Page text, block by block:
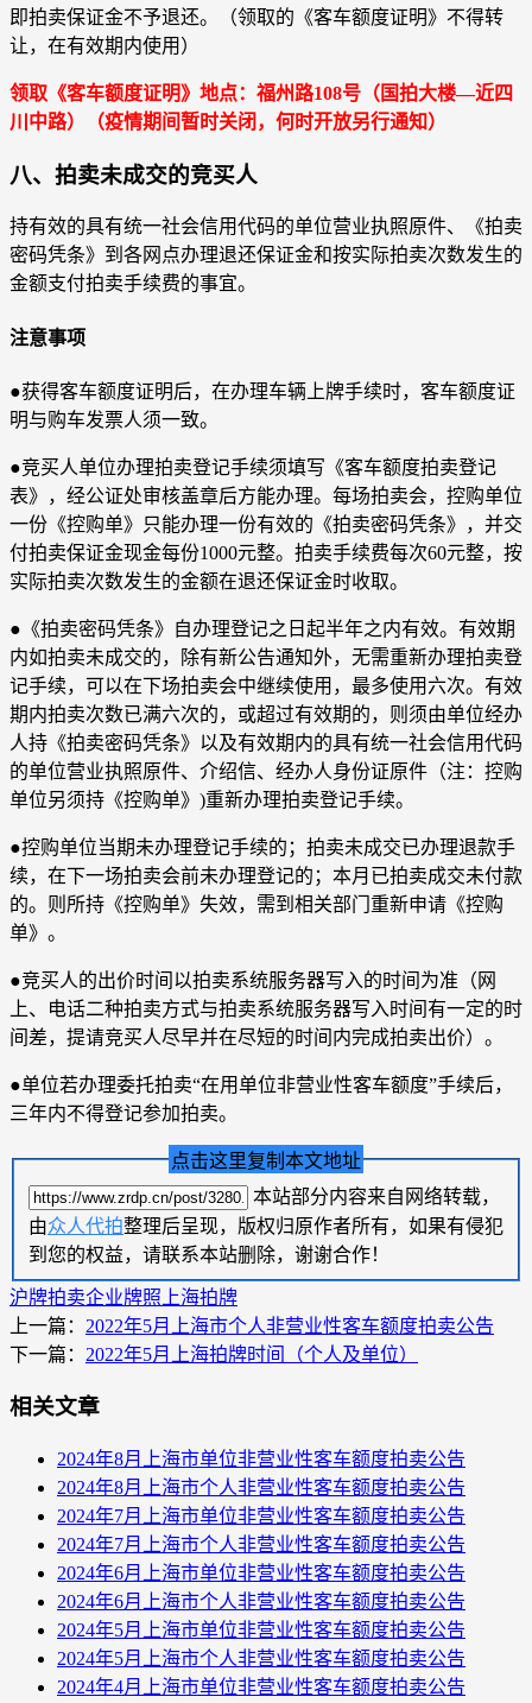
即拍卖保证金不予退还。（领取的《客车额度证明》不得转
让，在有效期内使用）
领取《客车额度证明》地点：福州路108号（国拍大楼—近四
川中路）
（疫情期间暂时关闭，何时开放另行通知）
八、拍卖未成交的竞买人
持有效的具有统一社会信用代码的单位营业执照原件、《拍卖
密码凭条》到各网点办理退还保证金和按实际拍卖次数发生的
金额支付拍卖手续费的事宜。
注意事项
●获得客车额度证明后，在办理车辆上牌手续时，客车额度证
明与购车发票人须一致。
●竞买人单位办理拍卖登记手续须填写《客车额度拍卖登记
表》，经公证处审核盖章后方能办理。每场拍卖会，控购单位
一份《控购单》只能办理一份有效的《拍卖密码凭条》，并交
付拍卖保证金现金每份1000元整。拍卖手续费每次60元整，按
实际拍卖次数发生的金额在退还保证金时收取。
●《拍卖密码凭条》自办理登记之日起半年之内有效。有效期
内如拍卖未成交的，除有新公告通知外，无需重新办理拍卖登
记手续，可以在下场拍卖会中继续使用，最多使用六次。有效
期内拍卖次数已满六次的，或超过有效期的，则须由单位经办
人持《拍卖密码凭条》以及有效期内的具有统一社会信用代码
的单位营业执照原件、介绍信、经办人身份证原件（注：控购
单位另须持《控购单》)重新办理拍卖登记手续。
●控购单位当期未办理登记手续的；拍卖未成交已办理退款手
续，在下一场拍卖会前未办理登记的；本月已拍卖成交未付款
的。则所持《控购单》失效，需到相关部门重新申请《控购
单》。
●竞买人的出价时间以拍卖系统服务器写入的时间为准（网
上、电话二种拍卖方式与拍卖系统服务器写入时间有一定的时
间差，提请竞买人尽早并在尽短的时间内完成拍卖出价）。
●单位若办理委托拍卖“在用单位非营业性客车额度”手续后，
三年内不得登记参加拍卖。
点击这里复制本文地址
本站部分内容来自网络转载，
由众人代拍整理后呈现，版权归原作者所有，如果有侵犯
到您的权益，请联系本站删除，谢谢合作！
沪牌拍卖企业牌照 上海拍牌
上一篇： 2022年5月上海市个人非营业性客车额度拍卖公告
下一篇： 2022年5月上海拍牌时间（个人及单位）
相关文章
2024年8月上海市单位非营业性客车额度拍卖公告
2024年8月上海市个人非营业性客车额度拍卖公告
2024年7月上海市单位非营业性客车额度拍卖公告
2024年7月上海市个人非营业性客车额度拍卖公告
2024年6月上海市单位非营业性客车额度拍卖公告
2024年6月上海市个人非营业性客车额度拍卖公告
2024年5月上海市单位非营业性客车额度拍卖公告
2024年5月上海市个人非营业性客车额度拍卖公告
2024年4月上海市单位非营业性客车额度拍卖公告